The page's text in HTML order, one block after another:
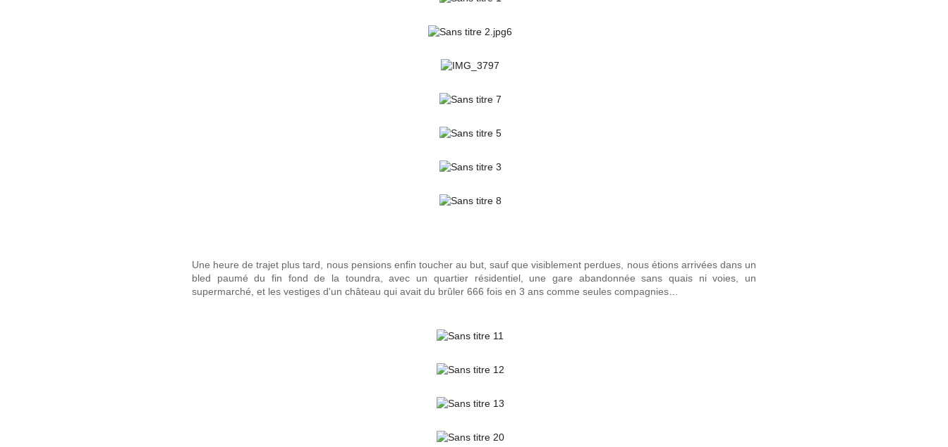
Une heure de trajet plus tard, nous pensions enfin toucher au but, sauf que visiblement perdues, nous étions arrivées dans un
bled paumé du fin fond de la toundra, avec un quartier résidentiel, une gare abandonnée sans quais ni voies, un
supermarché, et les vestiges d'un château qui avait du brûler 666 fois en 3 ans comme seules compagnies…